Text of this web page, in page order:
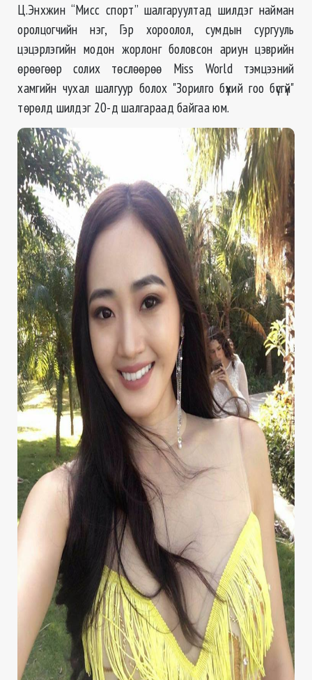
Ц.Энхжин “Мисс спорт” шалгаруултад шилдэг найман
оролцогчийн нэг, Гэр хороолол, сумдын сургууль
цэцэрлэгийн модон жорлонг боловсон ариун цэврийн
өрөөгөөр солих төслөөрөө Miss World тэмцээний
хамгийн чухал шалгуур болох "Зорилго бүхий гоо бүсгүй"
төрөлд шилдэг 20-д шалгараад байгаа юм.